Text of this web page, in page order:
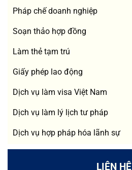
Pháp chế doanh nghiệp
Soạn thảo hợp đồng
Làm thẻ tạm trú
Giấy phép lao động
Dịch vụ làm visa Việt Nam
Dịch vụ làm lý lịch tư pháp
Dịch vụ hợp pháp hóa lãnh sự
LIÊN HỆ